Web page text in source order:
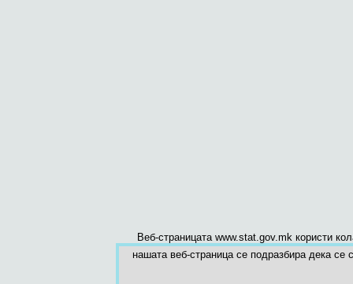
Веб-страницата www.stat.gov.mk користи
нашата веб-страница се подразбира дека се